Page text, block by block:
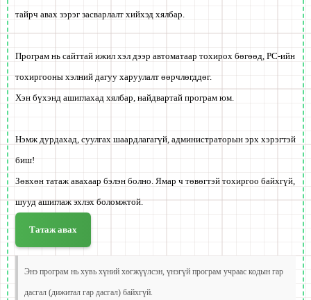
тайрч авах зэрэг засварлалт хийхэд хялбар.
Програм нь сайттай ижил хэл дээр автоматаар тохирох бөгөөд, PC-ийн
тохиргооны хэлний дагуу харуулалт өөрчлөгддөг.
Хэн бүхэнд ашиглахад хялбар, найдвартай програм юм.
Нэмж дурдахад, суулгах шаардлагагүй, администраторын эрх хэрэгтэй
биш!
Зөвхөн татаж авахаар бэлэн болно. Ямар ч төвөгтэй тохиргоо байхгүй,
шууд ашиглаж эхлэх боломжтой.
Татаж авах
Энэ програм нь хувь хүний хөгжүүлсэн, үнэгүй програм учраас кодын гар
дасгал (дижитал гар дасгал) байхгүй.